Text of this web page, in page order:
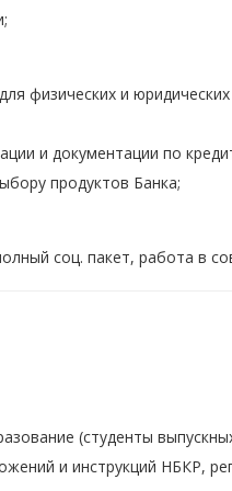
физических и юридических
и документации по
продуктов Банка;
соц. пакет, работа в
(студенты
и инструкций НБКР,